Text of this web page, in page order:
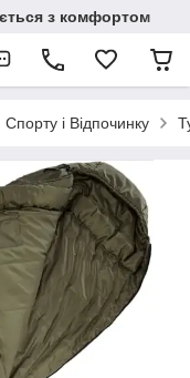
з комфортом
і Відпочинку